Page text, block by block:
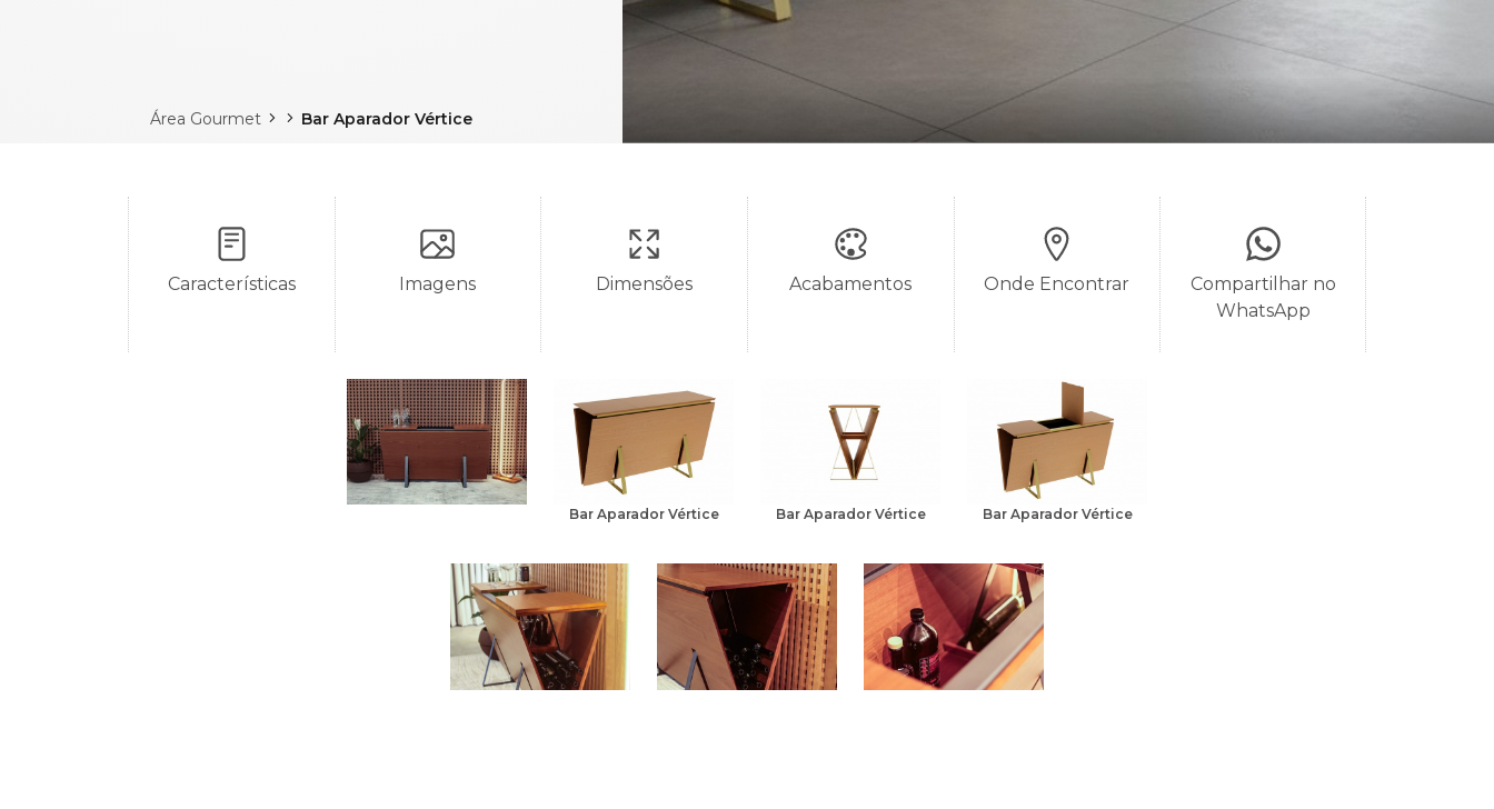
Área Gourmet Bar Aparador Vértice
Características Imagens Dimensões Acabamentos Onde Encontrar
Compartilhar no
WhatsApp
Bar Aparador Vértice Bar Aparador Vértice Bar Aparador Vértice